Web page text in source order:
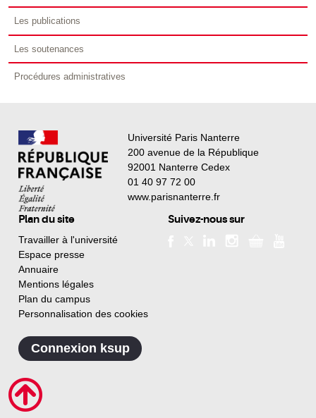
Les publications
Les soutenances
Procédures administratives
Université Paris Nanterre
200 avenue de la République
92001 Nanterre Cedex
01 40 97 72 00
www.parisnanterre.fr
Plan du site
Travailler à l'université
Espace presse
Annuaire
Mentions légales
Plan du campus
Personnalisation des cookies
Suivez-nous sur
Connexion ksup